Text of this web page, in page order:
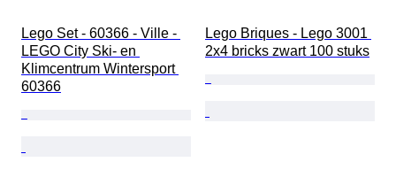
Lego Set - 60366 - Ville -
LEGO City Ski- en
Klimcentrum Wintersport
60366
Lego Briques - Lego 3001
2x4 bricks zwart 100 stuks